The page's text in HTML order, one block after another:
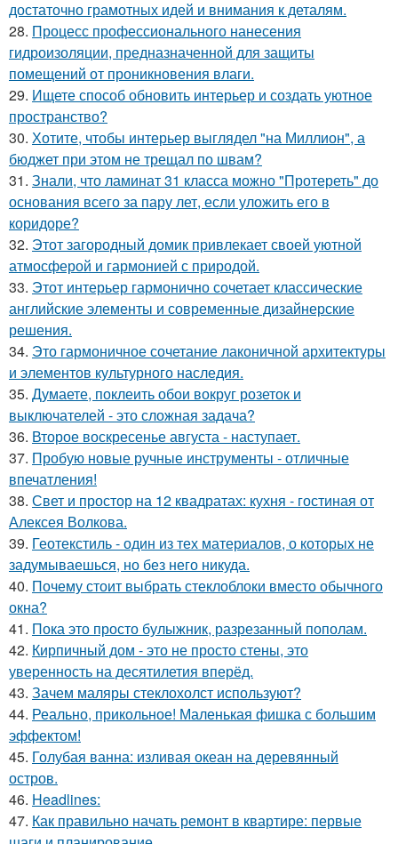
достаточно грамотных идей и внимания к деталям.
28. Процесс профессионального нанесения
гидроизоляции, предназначенной для защиты
помещений от проникновения влаги.
29. Ищете способ обновить интерьер и создать уютное
пространство?
30. Хотите, чтобы интерьер выглядел "на Миллион", а
бюджет при этом не трещал по швам?
31. Знали, что ламинат 31 класса можно "Протереть" до
основания всего за пару лет, если уложить его в
коридоре?
32. Этот загородный домик привлекает своей уютной
атмосферой и гармонией с природой.
33. Этот интерьер гармонично сочетает классические
английские элементы и современные дизайнерские
решения.
34. Это гармоничное сочетание лаконичной архитектуры
и элементов культурного наследия.
35. Думаете, поклеить обои вокруг розеток и
выключателей - это сложная задача?
36. Второе воскресенье августа - наступает.
37. Пробую новые ручные инструменты - отличные
впечатления!
38. Свет и простор на 12 квадратах: кухня - гостиная от
Алексея Волкова.
39. Геотекстиль - один из тех материалов, о которых не
задумываешься, но без него никуда.
40. Почему стоит выбрать стеклоблоки вместо обычного
окна?
41. Пока это просто булыжник, разрезанный пополам.
42. Кирпичный дом - это не просто стены, это
уверенность на десятилетия вперёд.
43. Зачем маляры стеклохолст используют?
44. Реально, прикольное! Маленькая фишка с большим
эффектом!
45. Голубая ванна: изливая океан на деревянный
остров.
46. Headlines:
47. Как правильно начать ремонт в квартире: первые